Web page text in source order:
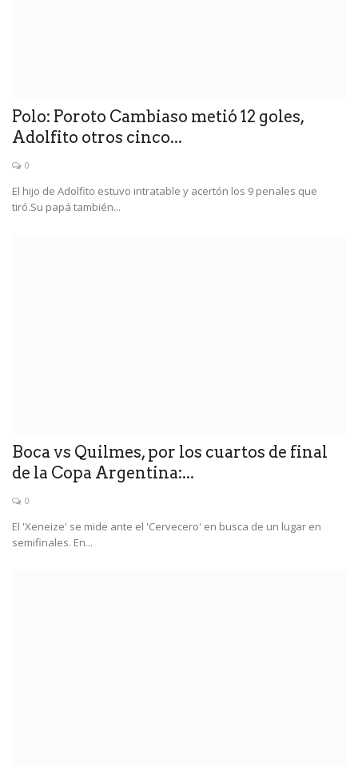
Polo: Poroto Cambiaso metió 12 goles,
Adolfito otros cinco...
0
El hijo de Adolfito estuvo intratable y acertón los 9 penales que
tiró.Su papá también...
Boca vs Quilmes, por los cuartos de final
de la Copa Argentina:...
0
El 'Xeneize' se mide ante el 'Cervecero' en busca de un lugar en
semifinales. En...